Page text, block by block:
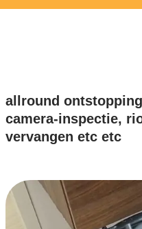
allround
camera-inspectie,
vervangen etc etc